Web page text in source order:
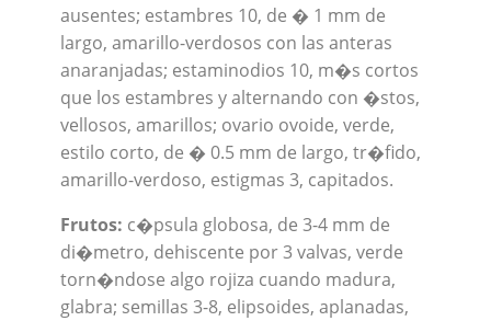
ausentes; estambres 10, de � 1 mm de
largo, amarillo-verdosos con las anteras
anaranjadas; estaminodios 10, m�s cortos
que los estambres y alternando con �stos,
vellosos, amarillos; ovario ovoide, verde,
estilo corto, de � 0.5 mm de largo, tr�fido,
amarillo-verdoso, estigmas 3, capitados.
Frutos: c�psula globosa, de 3-4 mm de
di�metro, dehiscente por 3 valvas, verde
torn�ndose algo rojiza cuando madura,
glabra; semillas 3-8, elipsoides, aplanadas,